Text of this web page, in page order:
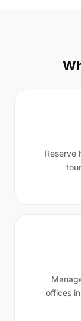
Reserve
offices